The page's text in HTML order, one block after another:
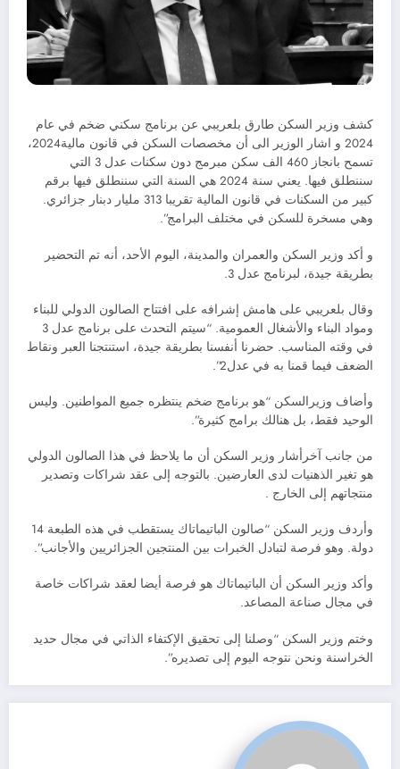
كشف وزير السكن طارق بلعريبي عن برنامج سكني ضخم في عام
2024 و اشار الوزير الى أن مخصصات السكن في قانون مالية2024،
تسمح بانجاز 460 الف سكن مبرمج دون سكنات عدل 3 التي
سننطلق فيها. يعني سنة 2024 هي السنة التي سننطلق فيها برقم
كبير من السكنات في قانون المالية تقريبا 313 مليار دبنار جزائري.
وهي مسخرة للسكن في مختلف البرامج”.
و أكد وزير السكن والعمران والمدينة، اليوم الأحد، أنه تم التحضير
بطريقة جيدة، لبرنامج عدل 3.
وقال بلعريبي على هامش إشرافه على افتتاح الصالون الدولي للبناء
ومواد البناء والأشغال العمومية. “سيتم التحدث على برنامج عدل 3
في وقته المناسب. حضرنا أنفسنا بطريقة جيدة، استنتجنا العبر ونقاط
الضعف فيما قمنا به في عدل2”.
وأضاف وزيرالسكن “هو برنامج ضخم ينتظره جميع المواطنين. وليس
الوحيد فقط، بل هنالك برامج كثيرة”.
من جانب آخرأشار وزير السكن أن ما يلاحظ في هذا الصالون الدولي
هو تغير الذهنيات لدى العارضين. بالتوجه إلى عقد شراكات وتصدير
منتجاتهم إلى الخارج .
وأردف وزير السكن “صالون الباتيماتاك يستقطب في هذه الطبعة 14
دولة. وهو فرصة لتبادل الخبرات بين المنتجين الجزائريين والأجانب”.
وأكد وزير السكن أن الباتيماتاك هو فرصة أيضا لعقد شراكات خاصة
في مجال صناعة المصاعد.
وختم وزير السكن “وصلنا إلى تحقيق الإكتفاء الذاتي في مجال حديد
الخراسنة ونحن نتوجه اليوم إلى تصديره”.